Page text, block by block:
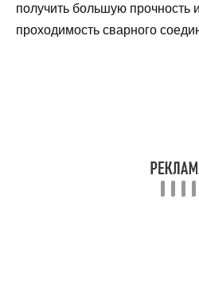
получить большую прочность
проходимость сварного